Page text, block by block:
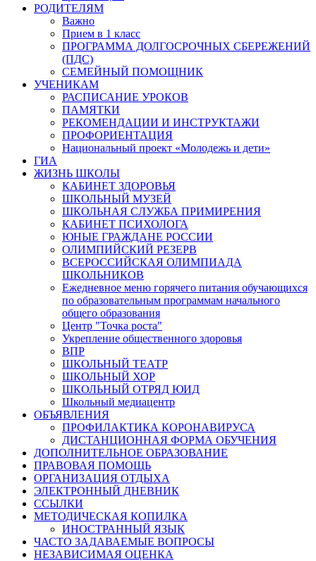
РОДИТЕЛЯМ
Важно
Прием в 1 класс
ПРОГРАММА ДОЛГОСРОЧНЫХ СБЕРЕЖЕНИЙ
(ПДС)
СЕМЕЙНЫЙ ПОМОЩНИК
УЧЕНИКАМ
РАСПИСАНИЕ УРОКОВ
ПАМЯТКИ
РЕКОМЕНДАЦИИ И ИНСТРУКТАЖИ
ПРОФОРИЕНТАЦИЯ
Национальный проект «Молодежь и дети»
ГИА
ЖИЗНЬ ШКОЛЫ
КАБИНЕТ ЗДОРОВЬЯ
ШКОЛЬНЫЙ МУЗЕЙ
ШКОЛЬНАЯ СЛУЖБА ПРИМИРЕНИЯ
КАБИНЕТ ПСИХОЛОГА
ЮНЫЕ ГРАЖДАНЕ РОССИИ
ОЛИМПИЙСКИЙ РЕЗЕРВ
ВСЕРОССИЙСКАЯ ОЛИМПИАДА
ШКОЛЬНИКОВ
Ежедневное меню горячего питания обучающихся
по образовательным программам начального
общего образования
Центр "Точка роста"
Укрепление общественного здоровья
ВПР
ШКОЛЬНЫЙ ТЕАТР
ШКОЛЬНЫЙ ХОР
ШКОЛЬНЫЙ ОТРЯД ЮИД
Школьный медиацентр
ОБЪЯВЛЕНИЯ
ПРОФИЛАКТИКА КОРОНАВИРУСА
ДИСТАНЦИОННАЯ ФОРМА ОБУЧЕНИЯ
ДОПОЛНИТЕЛЬНОЕ ОБРАЗОВАНИЕ
ПРАВОВАЯ ПОМОЩЬ
ОРГАНИЗАЦИЯ ОТДЫХА
ЭЛЕКТРОННЫЙ ДНЕВНИК
ССЫЛКИ
МЕТОДИЧЕСКАЯ КОПИЛКА
ИНОСТРАННЫЙ ЯЗЫК
ЧАСТО ЗАДАВАЕМЫЕ ВОПРОСЫ
НЕЗАВИСИМАЯ ОЦЕНКА